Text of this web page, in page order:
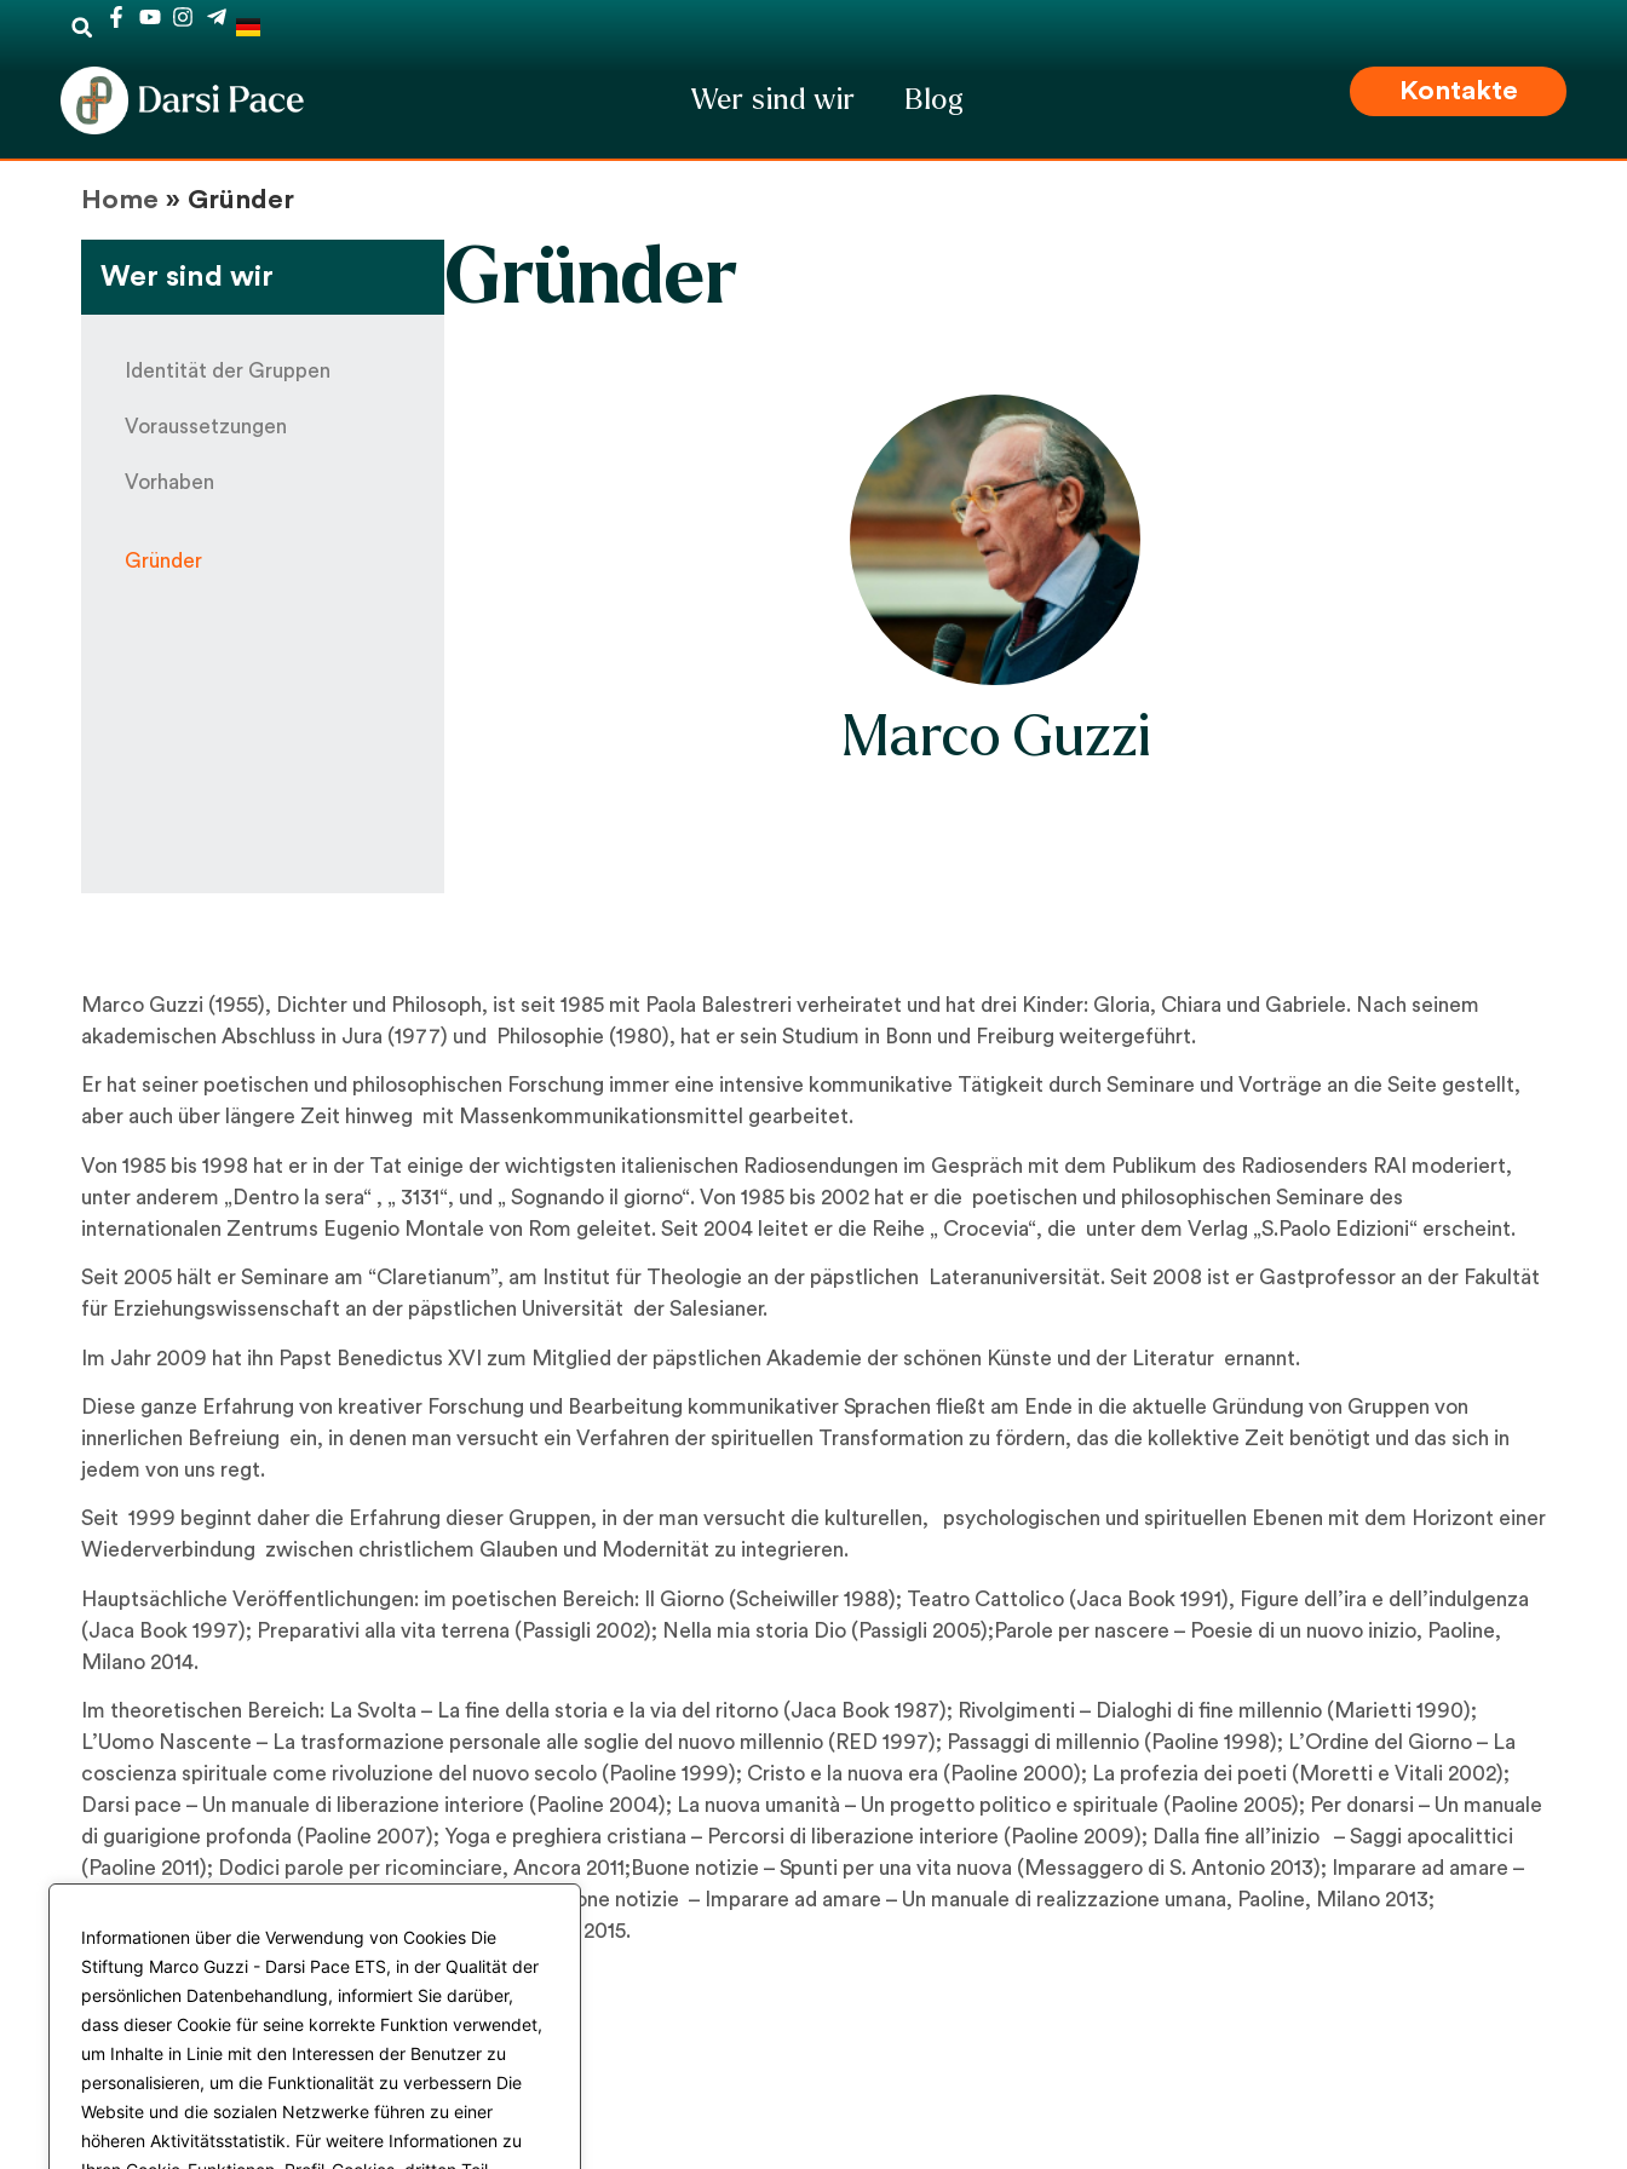
Informationen über die Verwendung von Cookies Die
Stiftung Marco Guzzi - Darsi Pace ETS, in der Qualität der
persönlichen Datenbehandlung, informiert Sie darüber,
dass dieser Cookie für seine korrekte Funktion verwendet,
um Inhalte in Linie mit den Interessen der Benutzer zu
personalisieren, um die Funktionalität zu verbessern Die
Website und die sozialen Netzwerke führen zu einer
höheren Aktivitätsstatistik. Für weitere Informationen zu
Wer sind wir Blog Kontakte
Home » Gründer
Wer sind wir
Identität der Gruppen
Voraussetzungen
Vorhaben
Gründer
Gründer
Marco Guzzi
Marco Guzzi (1955), Dichter und Philosoph, ist seit 1985 mit Paola Balestreri verheiratet und hat drei Kinder: Gloria, Chiara und Gabriele. Nach seinem
akademischen Abschluss in Jura (1977) und Philosophie (1980), hat er sein Studium in Bonn und Freiburg weitergeführt.
Er hat seiner poetischen und philosophischen Forschung immer eine intensive kommunikative Tätigkeit durch Seminare und Vorträge an die Seite gestellt,
aber auch über längere Zeit hinweg mit Massenkommunikationsmittel gearbeitet.
Von 1985 bis 1998 hat er in der Tat einige der wichtigsten italienischen Radiosendungen im Gespräch mit dem Publikum des Radiosenders RAI moderiert,
unter anderem „Dentro la sera“ , „ 3131“, und „ Sognando il giorno“. Von 1985 bis 2002 hat er die poetischen und philosophischen Seminare des
internationalen Zentrums Eugenio Montale von Rom geleitet. Seit 2004 leitet er die Reihe „ Crocevia“, die unter dem Verlag „S.Paolo Edizioni“ erscheint.
Seit 2005 hält er Seminare am “Claretianum”, am Institut für Theologie an der päpstlichen Lateranuniversität. Seit 2008 ist er Gastprofessor an der Fakultät
für Erziehungswissenschaft an der päpstlichen Universität der Salesianer.
Im Jahr 2009 hat ihn Papst Benedictus XVI zum Mitglied der päpstlichen Akademie der schönen Künste und der Literatur ernannt.
Diese ganze Erfahrung von kreativer Forschung und Bearbeitung kommunikativer Sprachen fließt am Ende in die aktuelle Gründung von Gruppen von
innerlichen Befreiung ein, in denen man versucht ein Verfahren der spirituellen Transformation zu fördern, das die kollektive Zeit benötigt und das sich in
jedem von uns regt.
Seit 1999 beginnt daher die Erfahrung dieser Gruppen, in der man versucht die kulturellen, psychologischen und spirituellen Ebenen mit dem Horizont einer
Wiederverbindung zwischen christlichem Glauben und Modernität zu integrieren.
Hauptsächliche Veröffentlichungen: im poetischen Bereich: Il Giorno (Scheiwiller 1988); Teatro Cattolico (Jaca Book 1991), Figure dell’ira e dell’indulgenza
(Jaca Book 1997); Preparativi alla vita terrena (Passigli 2002); Nella mia storia Dio (Passigli 2005);Parole per nascere – Poesie di un nuovo inizio, Paoline,
Milano 2014.
Im theoretischen Bereich: La Svolta – La fine della storia e la via del ritorno (Jaca Book 1987); Rivolgimenti – Dialoghi di fine millennio (Marietti 1990);
L’Uomo Nascente – La trasformazione personale alle soglie del nuovo millennio (RED 1997); Passaggi di millennio (Paoline 1998); L’Ordine del Giorno – La
coscienza spirituale come rivoluzione del nuovo secolo (Paoline 1999); Cristo e la nuova era (Paoline 2000); La profezia dei poeti (Moretti e Vitali 2002);
Darsi pace – Un manuale di liberazione interiore (Paoline 2004); La nuova umanità – Un progetto politico e spirituale (Paoline 2005); Per donarsi – Un manuale
di guarigione profonda (Paoline 2007); Yoga e preghiera cristiana – Percorsi di liberazione interiore (Paoline 2009); Dalla fine all’inizio – Saggi apocalittici
(Paoline 2011); Dodici parole per ricominciare, Ancora 2011;Buone notizie – Spunti per una vita nuova (Messaggero di S. Antonio 2013); Imparare ad amare –
Un manuale di realizzazione umana (Paoline 2013). Buone notizie – Imparare ad amare – Un manuale di realizzazione umana, Paoline, Milano 2013;
L’Insurrezione dell’umanità nascente, Paoline, Milano 2015.